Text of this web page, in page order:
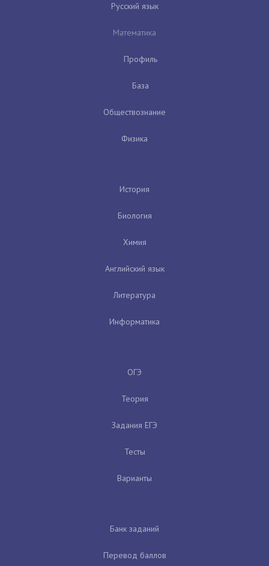
Русский язык
Математика
Профиль
База
Обществознание
Физика
История
Биология
Химия
Английский язык
Литература
Информатика
ОГЭ
Теория
Задания ЕГЭ
Тесты
Варианты
Банк заданий
Перевод баллов